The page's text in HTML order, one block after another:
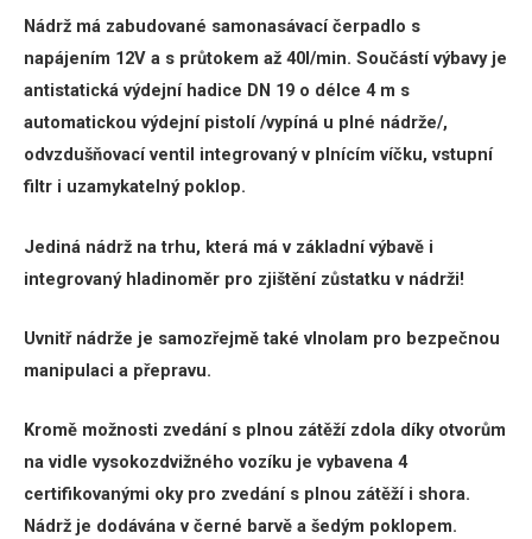
Nádrž má zabudované samonasávací čerpadlo s
napájením 12V a s průtokem až 40l/min. Součástí výbavy je
antistatická výdejní hadice DN 19 o délce 4 m s
automatickou výdejní pistolí /vypíná u plné nádrže/,
odvzdušňovací ventil integrovaný v plnícím víčku, vstupní
filtr i uzamykatelný poklop.
Jediná nádrž na trhu, která má v základní výbavě i
integrovaný hladinoměr pro zjištění zůstatku v nádrži!
Uvnitř nádrže je samozřejmě také vlnolam pro bezpečnou
manipulaci a přepravu.
Kromě možnosti zvedání s plnou zátěží zdola díky otvorům
na vidle vysokozdvižného vozíku je vybavena 4
certifikovanými oky pro zvedání s plnou zátěží i shora.
Nádrž je dodávána v černé barvě a šedým poklopem.